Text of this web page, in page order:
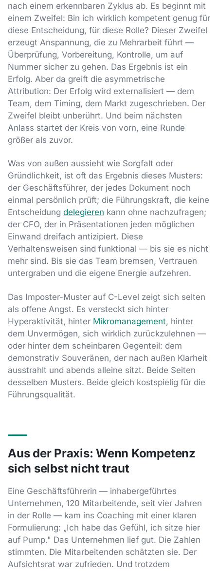
nach einem erkennbaren Zyklus ab. Es beginnt mit
einem Zweifel: Bin ich wirklich kompetent genug für
diese Entscheidung, für diese Rolle? Dieser Zweifel
erzeugt Anspannung, die zu Mehrarbeit führt —
Überprüfung, Vorbereitung, Kontrolle, um auf
Nummer sicher zu gehen. Das Ergebnis ist ein
Erfolg. Aber da greift die asymmetrische
Attribution: Der Erfolg wird externalisiert — dem
Team, dem Timing, dem Markt zugeschrieben. Der
Zweifel bleibt unberührt. Und beim nächsten
Anlass startet der Kreis von vorn, eine Runde
größer als zuvor.
Was von außen aussieht wie Sorgfalt oder
Gründlichkeit, ist oft das Ergebnis dieses Musters:
der Geschäftsführer, der jedes Dokument noch
einmal persönlich prüft; die Führungskraft, die keine
Entscheidung delegieren kann ohne nachzufragen;
der CFO, der in Präsentationen jeden möglichen
Einwand dreifach antizipiert. Diese
Verhaltensweisen sind funktional — bis sie es nicht
mehr sind. Bis sie das Team bremsen, Vertrauen
untergraben und die eigene Energie aufzehren.
Das Imposter-Muster auf C-Level zeigt sich selten
als offene Angst. Es versteckt sich hinter
Hyperaktivität, hinter Mikromanagement, hinter
dem Unvermögen, sich wirklich zurückzulehnen —
oder hinter dem scheinbaren Gegenteil: dem
demonstrativ Souveränen, der nach außen Klarheit
ausstrahlt und abends alleine sitzt. Beide Seiten
desselben Musters. Beide gleich kostspielig für die
Führungsqualität.
Aus der Praxis: Wenn Kompetenz
sich selbst nicht traut
Eine Geschäftsführerin — inhabergeführtes
Unternehmen, 120 Mitarbeitende, seit vier Jahren
in der Rolle — kam ins Coaching mit einer klaren
Formulierung: „Ich habe das Gefühl, ich sitze hier
auf Pump." Das Unternehmen lief gut. Die Zahlen
stimmten. Die Mitarbeitenden schätzten sie. Der
Aufsichtsrat war zufrieden. Und trotzdem